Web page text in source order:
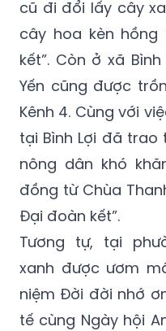
cũ đi đổi lấy cây
cây hoa kèn hồng
kết”. Còn ở xã
Yến cũng được
Kênh 4. Cùng với
tại Bình Lợi đã
nông dân khó
đồng từ Chùa
Đại đoàn kết”.
Tương tự, tại
xanh được ươm
niệm Đời đời nhớ
tế cùng Ngày hội